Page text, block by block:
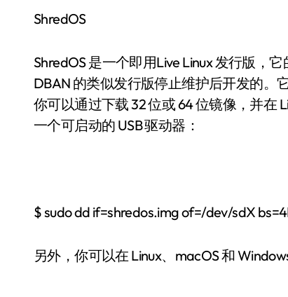
ShredOS
ShredOS 是一个即用Live Linux 发行版，
DBAN 的类似发行版停止维护后开发的。
你可以通过下载 32 位或 64 位镜像，并在
一个可启动的 USB 驱动器：
$ sudo dd if=shredos.img of=/dev/sdX
另外，你可以在 Linux、macOS 和